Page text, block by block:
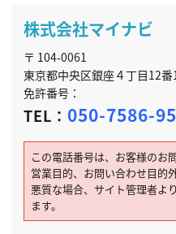
株式会社マイナビ
〒 104-0061
東京都中央区銀座４丁目12
免許番号：
TEL： 050-7586-
この電話番号は、お客様のお
営業目的、お問い合わせ目的
悪質な場合、サイト管理者よ
ます。